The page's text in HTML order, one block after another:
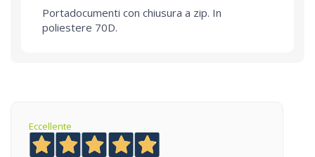
Portadocumenti con chiusura a zip. In
poliestere 70D.
Eccellente